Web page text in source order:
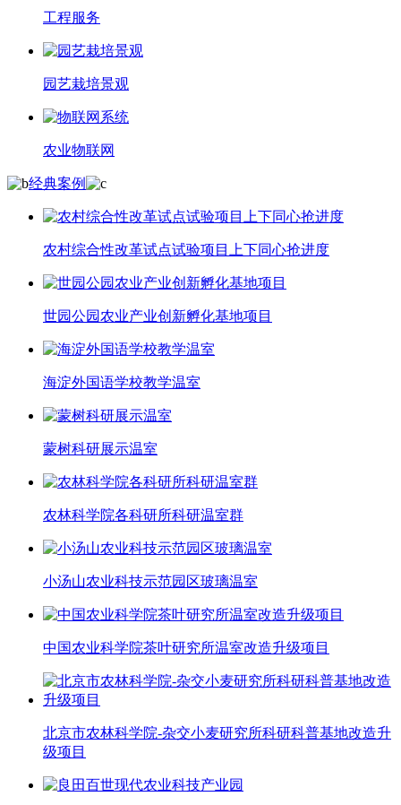
工程服务
园艺栽培景观
农业物联网
经典案例
农村综合性改革试点试验项目上下同心抢进度
世园公园农业产业创新孵化基地项目
海淀外国语学校教学温室
蒙树科研展示温室
农林科学院各科研所科研温室群
小汤山农业科技示范园区玻璃温室
中国农业科学院茶叶研究所温室改造升级项目
北京市农林科学院-杂交小麦研究所科研科普基地改造升
级项目